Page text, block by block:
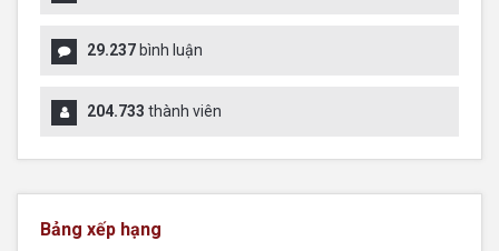
29.237 bình luận
204.733 thành viên
Bảng xếp hạng